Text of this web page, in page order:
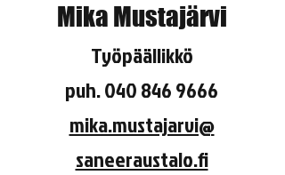
Mika Mustajärvi
Työpäällikkö
puh.040 846 9666
mika.mustajarvi@
saneeraustalo.fi